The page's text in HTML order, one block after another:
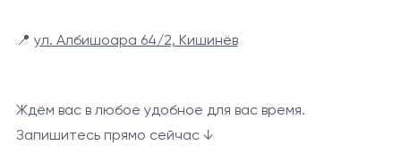
📍 ул. Албишоара 64/2, Кишинёв
Ждём вас в любое удобное для вас время.
Запишитесь прямо сейчас ↓